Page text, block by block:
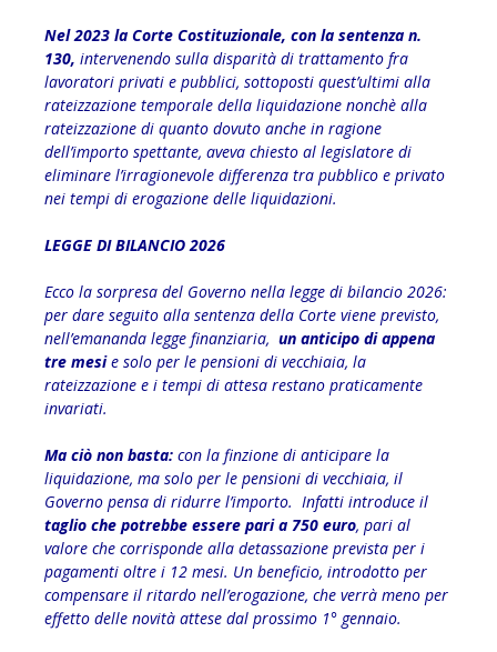
Nel 2023 la Corte Costituzionale, con la sentenza n.
130, intervenendo sulla disparità di trattamento fra
lavoratori privati e pubblici, sottoposti quest’ultimi alla
rateizzazione temporale della liquidazione nonchè alla
rateizzazione di quanto dovuto anche in ragione
dell’importo spettante, aveva chiesto al legislatore di
eliminare l’irragionevole differenza tra pubblico e privato
nei tempi di erogazione delle liquidazioni.
LEGGE DI BILANCIO 2026
Ecco la sorpresa del Governo nella legge di bilancio 2026:
per dare seguito alla sentenza della Corte viene previsto,
nell’emananda legge finanziaria, un anticipo di appena
tre mesie solo per le pensioni di vecchiaia, la
rateizzazione e i tempi di attesa restano praticamente
invariati.
Ma ciò non basta: con la finzione di anticipare la
liquidazione, ma solo per le pensioni di vecchiaia, il
Governo pensa di ridurre l’importo. Infatti introduce il
taglio che potrebbe essere pari a 750 euro, pari al
valore che corrisponde alla detassazione prevista per i
pagamenti oltre i 12 mesi. Un beneficio, introdotto per
compensare il ritardo nell’erogazione, che verrà meno per
effetto delle novità attese dal prossimo 1° gennaio.